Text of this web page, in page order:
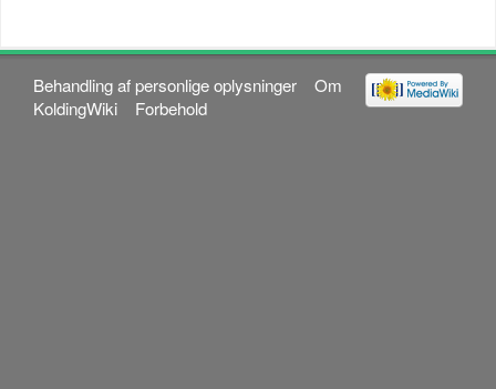
Behandling af personlige oplysninger
Om
KoldingWiki
Forbehold